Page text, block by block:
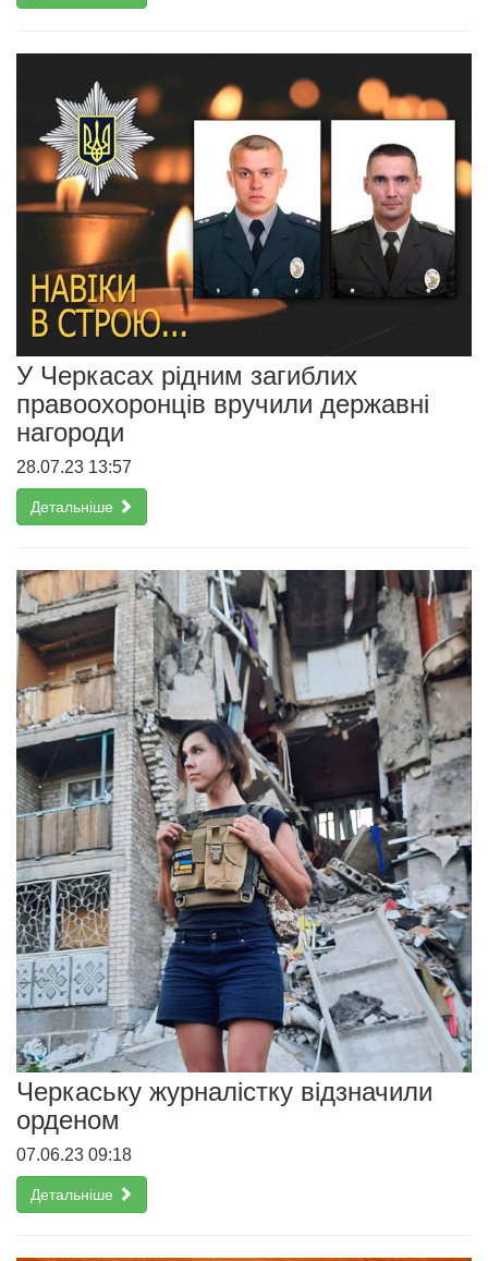
У Черкасах рідним загиблих
правоохоронців вручили державні
нагороди
28.07.23 13:57
Детальніше
Черкаську журналістку відзначили
орденом
07.06.23 09:18
Детальніше